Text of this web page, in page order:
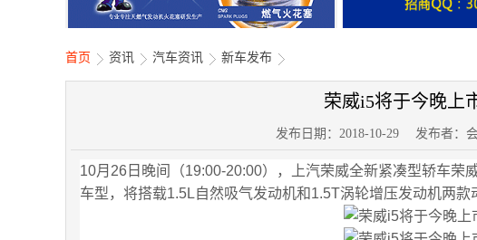
首页 资讯 汽车资讯 新车发布
荣威i5将于今晚上
发布日期：2018-10-29 发布者
10月26日晚间（19:00-20:00），上汽荣威全新紧凑型轿车
车型，将搭载1.5L自然吸气发动机和1.5T涡轮增压发动机两款